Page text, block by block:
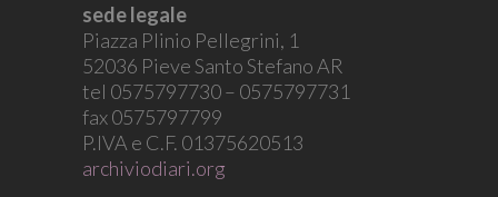
sede legale
Piazza Plinio Pellegrini, 1
52036 Pieve Santo Stefano AR
tel 0575797730 – 0575797731
fax 0575797799
P.IVA e C.F. 01375620513
archiviodiari.org